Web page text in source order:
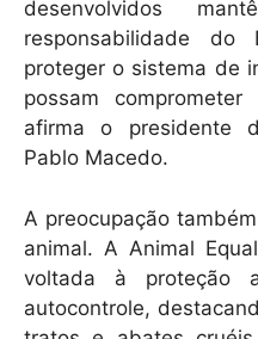
desenvolvidos
responsabilidade do
proteger o sistema de
possam
afirma o presidente
Pablo Macedo.
A preocupação
animal. A Animal
voltada à proteção
autocontrole,